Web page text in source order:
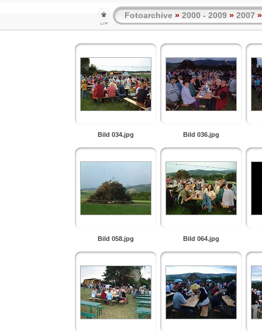
Fotoarchive » 2000 - 2009 » 2007
Bild 034.jpg Bild 036.jpg
Bild 058.jpg Bild 064.jpg